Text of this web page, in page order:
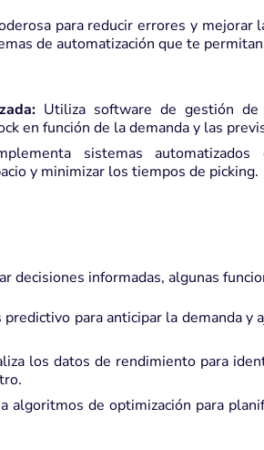
para reducir errores y mejorar
de automatización que te
Utiliza software de gestión de
en función de la demanda y las
sistemas
y minimizar los tiempos de picking.
decisiones informadas, algunas
para anticipar la demanda y
los datos de rendimiento para
algoritmos de optimización para